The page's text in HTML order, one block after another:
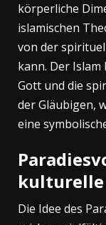
körperliche
islamischen
von der
kann. Der
Gott und die
der Gläubigen,
eine
kulturelle
Die Idee des